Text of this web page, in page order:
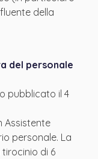
della
del personale
pubblicato il 4
Assistente
personale. La
di 6